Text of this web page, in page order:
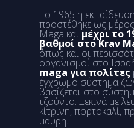
Το 1965 η
προστέθηκε ως
Maga καιμέχρι το
βαθμοί στο Krav
όπως και οι
οργανισμοί στο
maga για πολίτες
έγχρωμο σύστημα
βασίζεται στο
τζούντο. Ξεκινά με
κίτρινη, πορτοκαλί,
μαύρη.